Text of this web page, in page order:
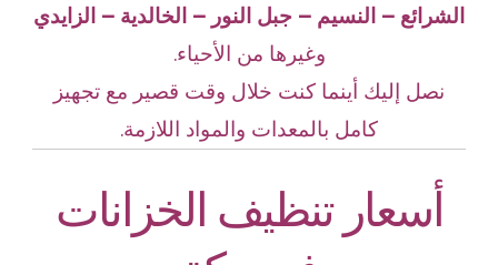
الشرائع – النسيم – جبل النور – الخالدية – الزايدي
وغيرها من الأحياء.
نصل إليك أينما كنت خلال وقت قصير مع تجهيز
كامل بالمعدات والمواد اللازمة.
أسعار تنظيف الخزانات